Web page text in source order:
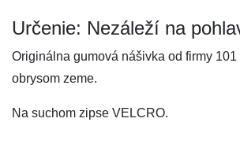
Určenie: Nezáleží na
Originálna gumová nášivka od firmy 101
obrysom zeme.
Na suchom zipse VELCRO.